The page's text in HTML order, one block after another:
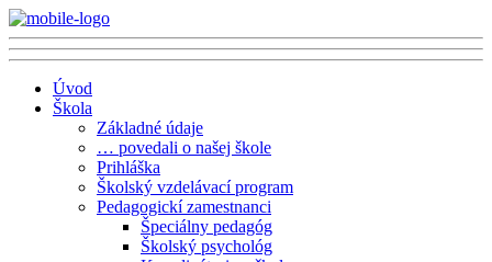
Úvod
Škola
Základné údaje
… povedali o našej škole
Prihláška
Školský vzdelávací program
Pedagogickí zamestnanci
Špeciálny pedagóg
Školský psychológ